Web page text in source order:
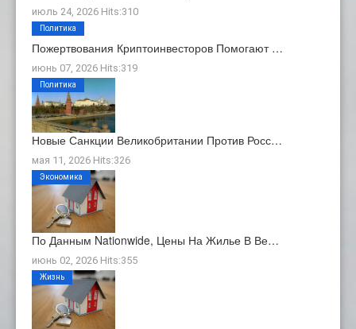
июль 24, 2026 Hits:310
Пожертвования Криптоинвесторов Помогают …
июнь 07, 2026 Hits:319
Политика
Новые Санкции Великобритании Против Росс…
мая 11, 2026 Hits:326
Политика
По Данным Nationwide, Цены На Жилье В Ве…
июнь 02, 2026 Hits:355
Экономика
Жизнь